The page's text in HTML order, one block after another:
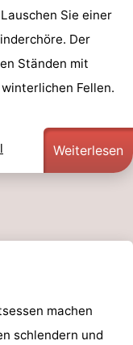
Sie einer
Der
Ständen mit
Fellen.
Weiterlesen
machen
schlendern und